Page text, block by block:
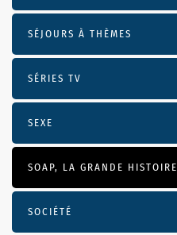
SÉJOURS À THÈMES
SÉRIES TV
SEXE
SOAP, LA GRANDE HISTOIRE
SOCIÉTÉ